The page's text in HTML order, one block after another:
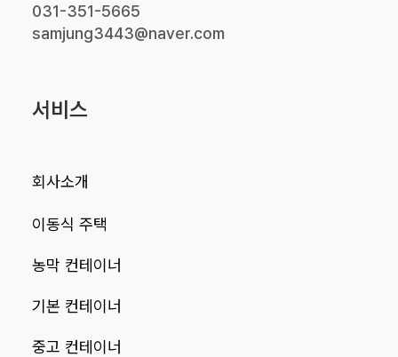
031-351-5665
samjung3443@naver.com
서비스
회사소개
이동식 주택
농막 컨테이너
기본 컨테이너
중고 컨테이너